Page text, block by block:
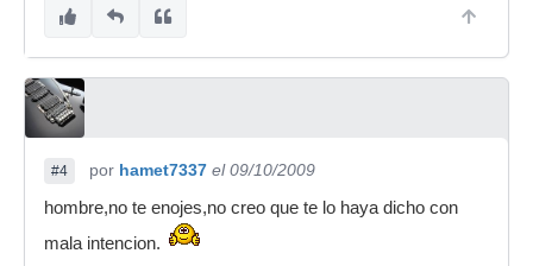
#4 por hamet7337 el 09/10/2009
hombre,no te enojes,no creo que te lo haya dicho con
mala intencion.